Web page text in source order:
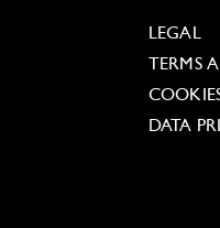
LEGAL
TERMS
DATA